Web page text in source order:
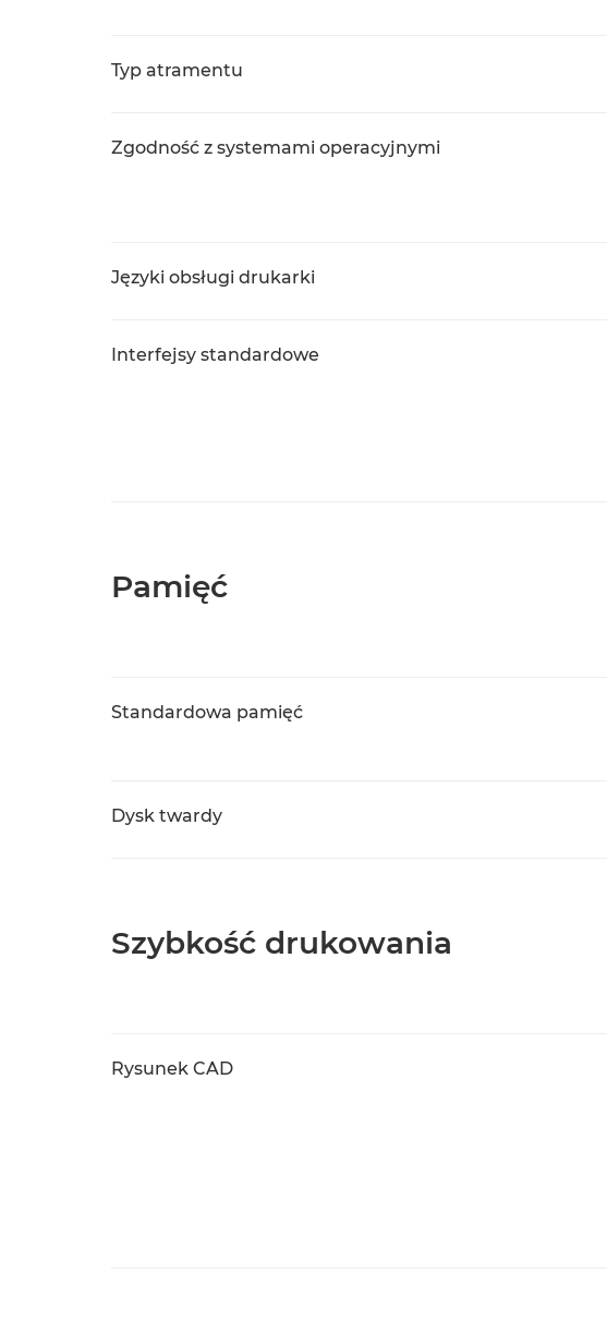
Typ atramentu
Zgodność z systemami operacyjnymi
Języki obsługi drukarki
Interfejsy standardowe
Pamięć
Standardowa pamięć
Dysk twardy
Szybkość drukowania
Rysunek CAD